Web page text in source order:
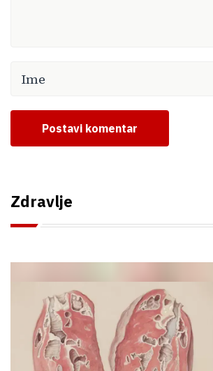
Postavi komentar
Zdravlje